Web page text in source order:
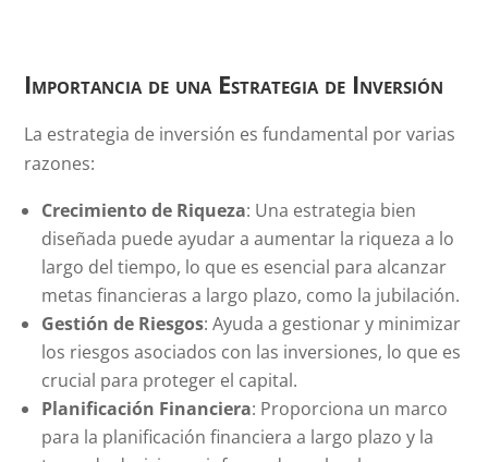
Importancia de una Estrategia de Inversión
La estrategia de inversión es fundamental por varias
razones:
Crecimiento de Riqueza: Una estrategia bien
diseñada puede ayudar a aumentar la riqueza a lo
largo del tiempo, lo que es esencial para alcanzar
metas financieras a largo plazo, como la jubilación.
Gestión de Riesgos: Ayuda a gestionar y minimizar
los riesgos asociados con las inversiones, lo que es
crucial para proteger el capital.
Planificación Financiera: Proporciona un marco
para la planificación financiera a largo plazo y la